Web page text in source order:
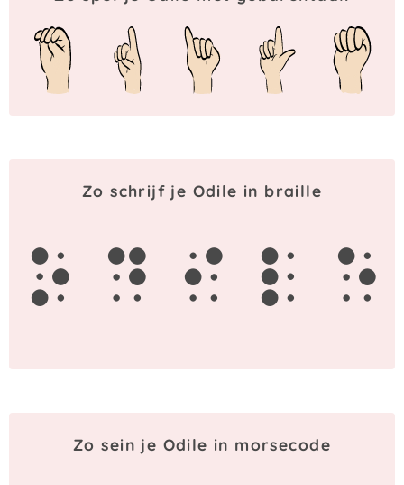
Zo schrijf je Odile in braille
o d i l e
Zo sein je Odile in morsecode